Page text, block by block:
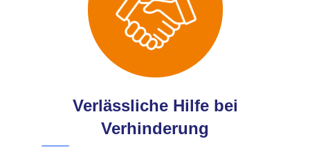
Verlässliche Hilfe bei
Verhinderung